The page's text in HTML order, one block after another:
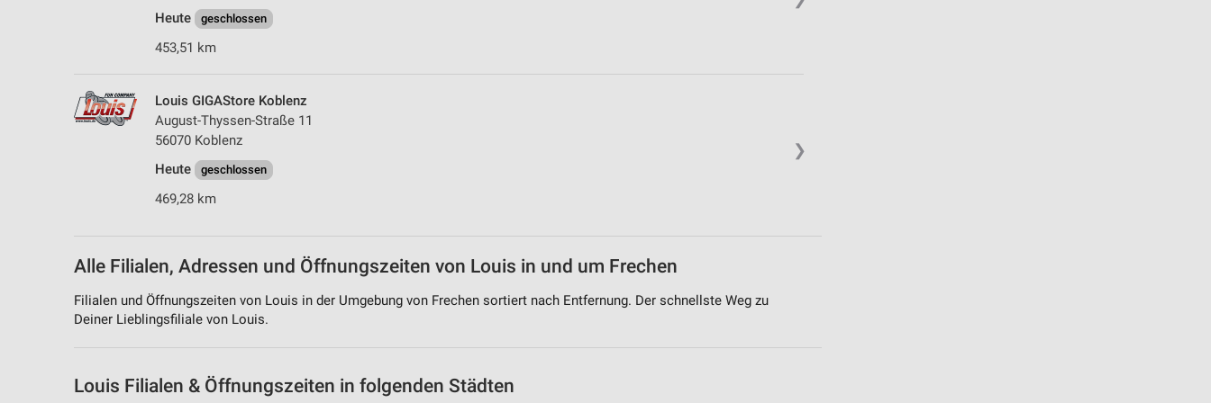
Heute
geschlossen
453,51 km
❯
Louis GIGAStore Koblenz
August-Thyssen-Straße 11
56070 Koblenz
Heute
geschlossen
469,28 km
Alle Filialen, Adressen und Öffnungszeiten von Louis in und um Frechen
Filialen und Öffnungszeiten von Louis in der Umgebung von Frechen sortiert nach Entfernung. Der schnellste Weg zu
Deiner Lieblingsfiliale von Louis.
Louis Filialen & Öffnungszeiten in folgenden Städten